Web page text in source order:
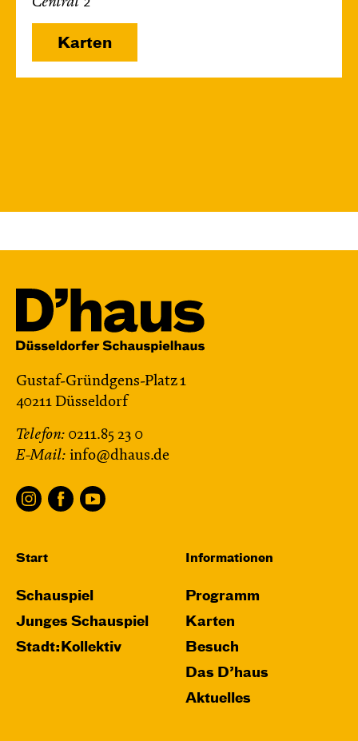
Karten
Gustaf-Gründgens-Platz 1
40211 Düsseldorf
Telefon: 0211.85 23 0
E-Mail: info@dhaus.de
Start
Schauspiel
Junges Schauspiel
Stadt:Kollektiv
Informationen
Programm
Karten
Besuch
Das D’haus
Aktuelles